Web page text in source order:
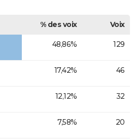
% des voix
Voix
48,86% 129
17,42% 46
12,12% 32
7,58% 20